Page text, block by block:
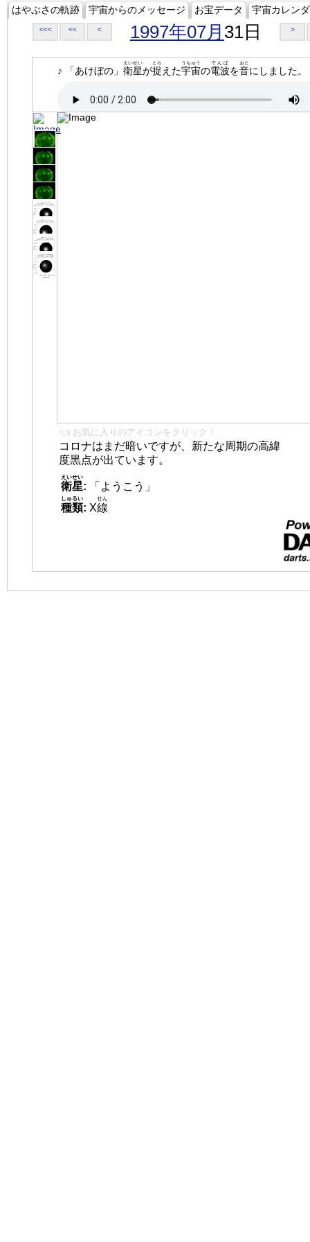
はやぶさの軌跡 宇宙からのメッセージ お宝データ 宇宙カレン
<<< << < 1997年07月 31日 >
♪ 「あけぼの」 衛星
えいせい
が捉
とら
えた宇宙
うちゅう
の電波
でんぱ
を音
おと
にしました。
👈 お気に入りのアイコンをクリック！
コロナはまだ暗いですが、新たな周期の高緯
度黒点が出ています。
衛星
えいせい
:
「ようこう」
種類
しゅるい
: X線
せん